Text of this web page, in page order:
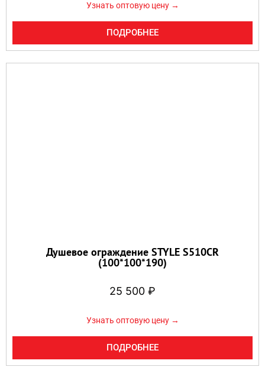
Узнать оптовую цену →
ПОДРОБНЕЕ
Душевое ограждение STYLE S510CR
(100*100*190)
25 500 ₽
Узнать оптовую цену →
ПОДРОБНЕЕ